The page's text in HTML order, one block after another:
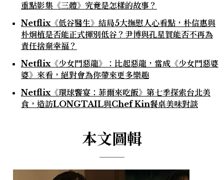
重點影集《三體》究竟是怎樣的故事？
Netflix《低谷醫生》結局5大撫慰人心看點，朴信惠與
朴炯植是否能正式揮別低谷？尹博與孔星賀能否不再為
責任捨棄幸福？
Netflix《少女鬥惡龍》：比起惡龍，當成《少女鬥惡婆
婆》來看，絕對會為你帶來更多樂趣
Netflix《環球饗宴：菲爾來吃飯》第七季探索台北美
食，造訪LONGTAIL與Chef Kin餐桌美味對談
本文圖輯